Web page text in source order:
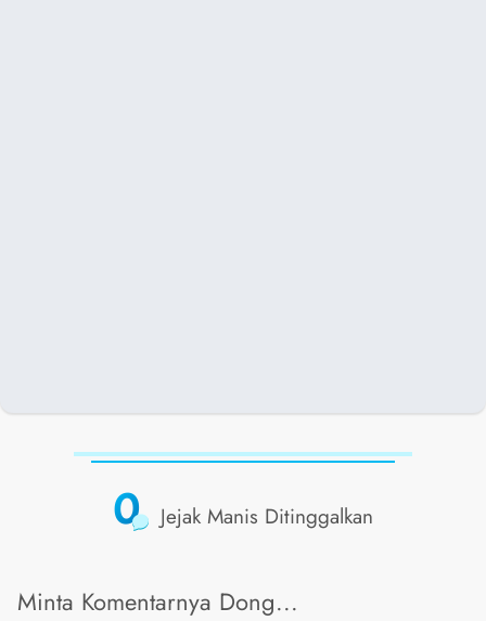
0 Jejak Manis Ditinggalkan
Minta Komentarnya Dong...